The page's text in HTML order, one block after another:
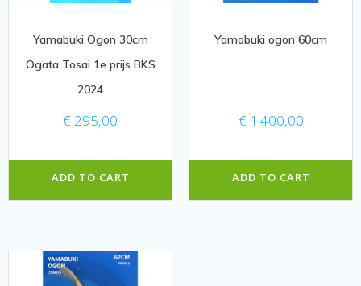
Yamabuki Ogon 30cm
Ogata Tosai 1e prijs BKS
2024
€ 295,00
ADD TO CART
Yamabuki ogon 60cm
€ 1.400,00
ADD TO CART